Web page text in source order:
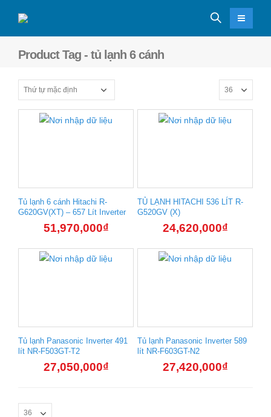
Product Tag - tủ lạnh 6 cánh
Tủ lạnh 6 cánh Hitachi R-
G620GV(XT) – 657 Lít Inverter
51,970,000₫
TỦ LẠNH HITACHI 536 LÍT R-
G520GV (X)
24,620,000₫
Tủ lạnh Panasonic Inverter 491
lít NR-F503GT-T2
27,050,000₫
Tủ lạnh Panasonic Inverter 589
lít NR-F603GT-N2
27,420,000₫